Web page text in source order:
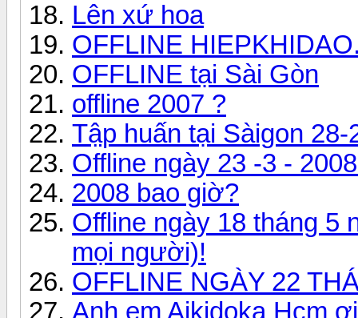
Lên xứ hoa
OFFLINE
OFFLINE tại Sài Gòn
offline 2007 ?
Tập huấn tại Sàigon 28-
Offline ngày 23 -3 -
2008 bao giờ?
Offline ngày 18 tháng 5
mọi người)!
OFFLINE NGÀY 22
Anh em Aikidoka Hcm